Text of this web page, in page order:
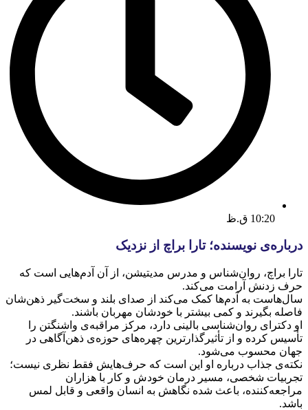
10:20 ق.ظ
درباره‌ی نویسنده؛ تارا براچ از نزدیک
تارا براچ، روان‌شناس و مدرس مدیتیشن، از آن آدم‌هایی است که
حرف زدنش آرامت می‌کند.
سال‌هاست به آدم‌ها کمک می‌کند از صدای بلند و سخت‌گیر ذهن‌شان
فاصله بگیرند و کمی بیشتر با خودشان مهربان باشند.
او دکترای روان‌شناسی بالینی دارد، مرکز مراقبه‌ی واشنگتن را
تأسیس کرده و از تأثیرگذارترین چهره‌های حوزه‌ی ذهن‌آگاهی در
جهان محسوب می‌شود.
نکته‌ی جذاب درباره او این است که حرف‌هایش فقط نظری نیست؛
تجربیات شخصی، مسیر درمان خودش و کار با هزاران
مراجعه‌کننده، باعث شده نگاهش به انسان واقعی و قابل لمس
باشد.